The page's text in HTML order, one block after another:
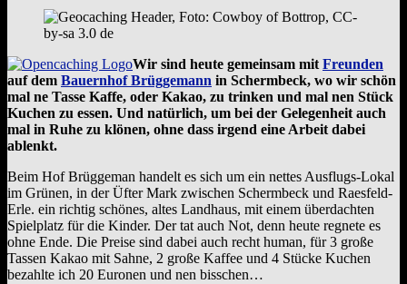
Wir sind heute gemeinsam mit Freunden
auf dem Bauernhof Brüggemann in Schermbeck, wo wir schön
mal ne Tasse Kaffe, oder Kakao, zu trinken und mal nen Stück
Kuchen zu essen. Und natürlich, um bei der Gelegenheit auch
mal in Ruhe zu klönen, ohne dass irgend eine Arbeit dabei
ablenkt.
Beim Hof Brüggeman handelt es sich um ein nettes Ausflugs-Lokal
im Grünen, in der Üfter Mark zwischen Schermbeck und Raesfeld-
Erle. ein richtig schönes, altes Landhaus, mit einem überdachten
Spielplatz für die Kinder. Der tat auch Not, denn heute regnete es
ohne Ende. Die Preise sind dabei auch recht human, für 3 große
Tassen Kakao mit Sahne, 2 große Kaffee und 4 Stücke Kuchen
bezahlte ich 20 Euronen und nen bisschen…